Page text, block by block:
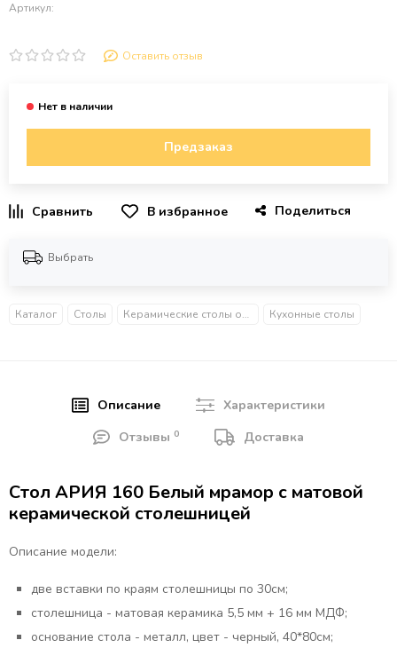
Артикул:
Оставить отзыв
Предзаказ
В избранное Поделиться
Выбрать
Каталог Столы Керамические столы обеденные Кухонные столы
Описание
Характеристики
Отзывы 0 Доставка
Стол АРИЯ 160 Белый мрамор с матовой
керамической столешницей
Описание модели:
две вставки по краям столешницы по 30см;
столешница - матовая керамика 5,5 мм + 16 мм МДФ;
основание стола - металл, цвет - черный, 40*80см;